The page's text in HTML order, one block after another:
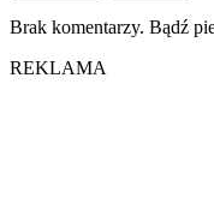
Brak komentarzy. Bądź
REKLAMA